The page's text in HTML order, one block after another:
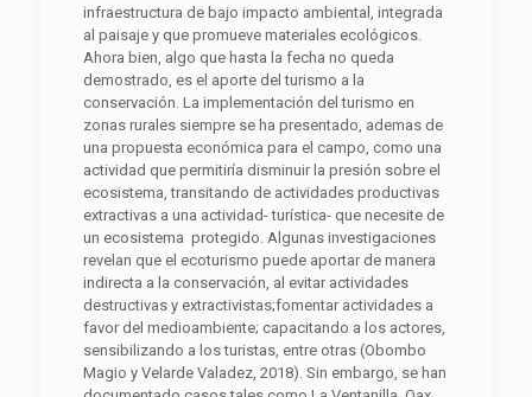
infraestructura de bajo impacto ambiental, integrada
al paisaje y que promueve materiales ecológicos.
Ahora bien, algo que hasta la fecha no queda
demostrado, es el aporte del turismo a la
conservación. La implementación del turismo en
zonas rurales siempre se ha presentado, ademas de
una propuesta económica para el campo, como una
actividad que permitiría disminuir la presión sobre el
ecosistema, transitando de actividades productivas
extractivas a una actividad- turística- que necesite de
un ecosistema protegido. Algunas investigaciones
revelan que el ecoturismo puede aportar de manera
indirecta a la conservación, al evitar actividades
destructivas y extractivistas;fomentar actividades a
favor del medioambiente; capacitando a los actores,
sensibilizando a los turistas, entre otras (Obombo
Magio y Velarde Valadez, 2018). Sin embargo, se han